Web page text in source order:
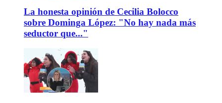
La honesta opinión de Cecilia Bolocco
sobre Dominga López: "No hay nada más
seductor que..."